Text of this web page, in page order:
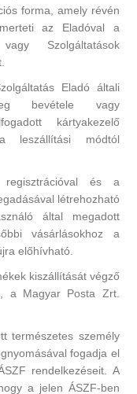
forma, amely révén
az Eladóval a
Szolgáltatások
Eladó általi
bevétele vagy
kártyakezelő
leszállítási módtól
és a
létrehozható
által megadott
vásárlásokhoz a
előhívható.
kiszállítását végző
a Magyar Posta Zrt.
természetes személy
fogadja el
rendelkezéseit. A
a jelen ÁSZF-ben